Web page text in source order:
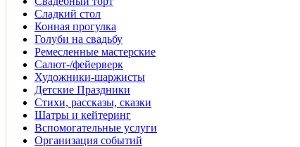
Сладкий стол
Конная прогулка
Голуби на свадьбу
Ремесленные мастерские
Салют-/фейерверк
Художники-шаржисты
Детские Праздники
Стихи, рассказы, сказки
Шатры и кейтеринг
Вспомогательные услуги
Организация событий